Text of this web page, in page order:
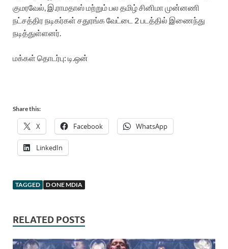
குமரவேல், இ.ராமதாஸ் மற்றும் பல தமிழ் சினிமா முன்னணி
நட்சத்திர நடிகர்கள் சதுரங்க வேட்டை 2 படத்தில் இணைந்து
நடித்துள்ளனர்.
மக்கள் தொடர்பு: டி.ஒன்
Share this:
X Facebook WhatsApp
LinkedIn
TAGGED D ONE MDIA
RELATED POSTS